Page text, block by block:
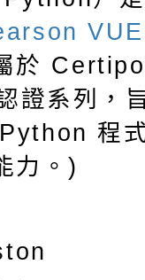
VUE
於
證系列，
程
力。)